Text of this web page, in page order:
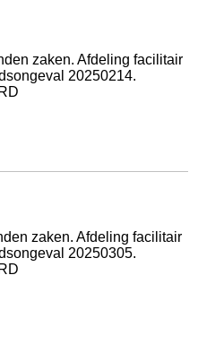
zaken. Afdeling facilitair
20250214.
zaken. Afdeling facilitair
20250305.